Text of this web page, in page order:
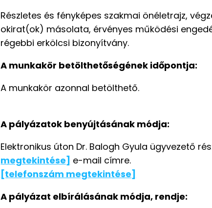
Részletes és fényképes szakmai önéletrajz,
okirat(ok) másolata, érvényes működési
régebbi erkölcsi bizonyítvány.
A munkakör betölthetőségének időpontja:
A munkakör azonnal betölthető.
A pályázatok benyújtásának módja:
Elektronikus úton Dr. Balogh Gyula ügyvezető
megtekintése] e-mail címre.
[telefonszám megtekintése]
A pályázat elbírálásának módja, rendje: